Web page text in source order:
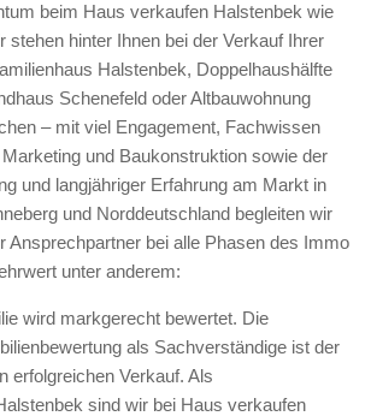
beim Haus verkaufen Halstenbek wie
stehen hinter Ihnen bei der Verkauf Ihrer
Halstenbek, Doppelhaushälfte
Schenefeld oder Altbauwohnung
– mit viel Engagement, Fachwissen
und Baukonstruktion sowie der
und langjähriger Erfahrung am Markt in
und Norddeutschland begleiten wir
Ansprechpartner bei alle Phasen des Immo
unter anderem:
markgerecht bewertet. Die
als Sachverständige ist der
erfolgreichen Verkauf. Als
sind wir bei Haus verkaufen